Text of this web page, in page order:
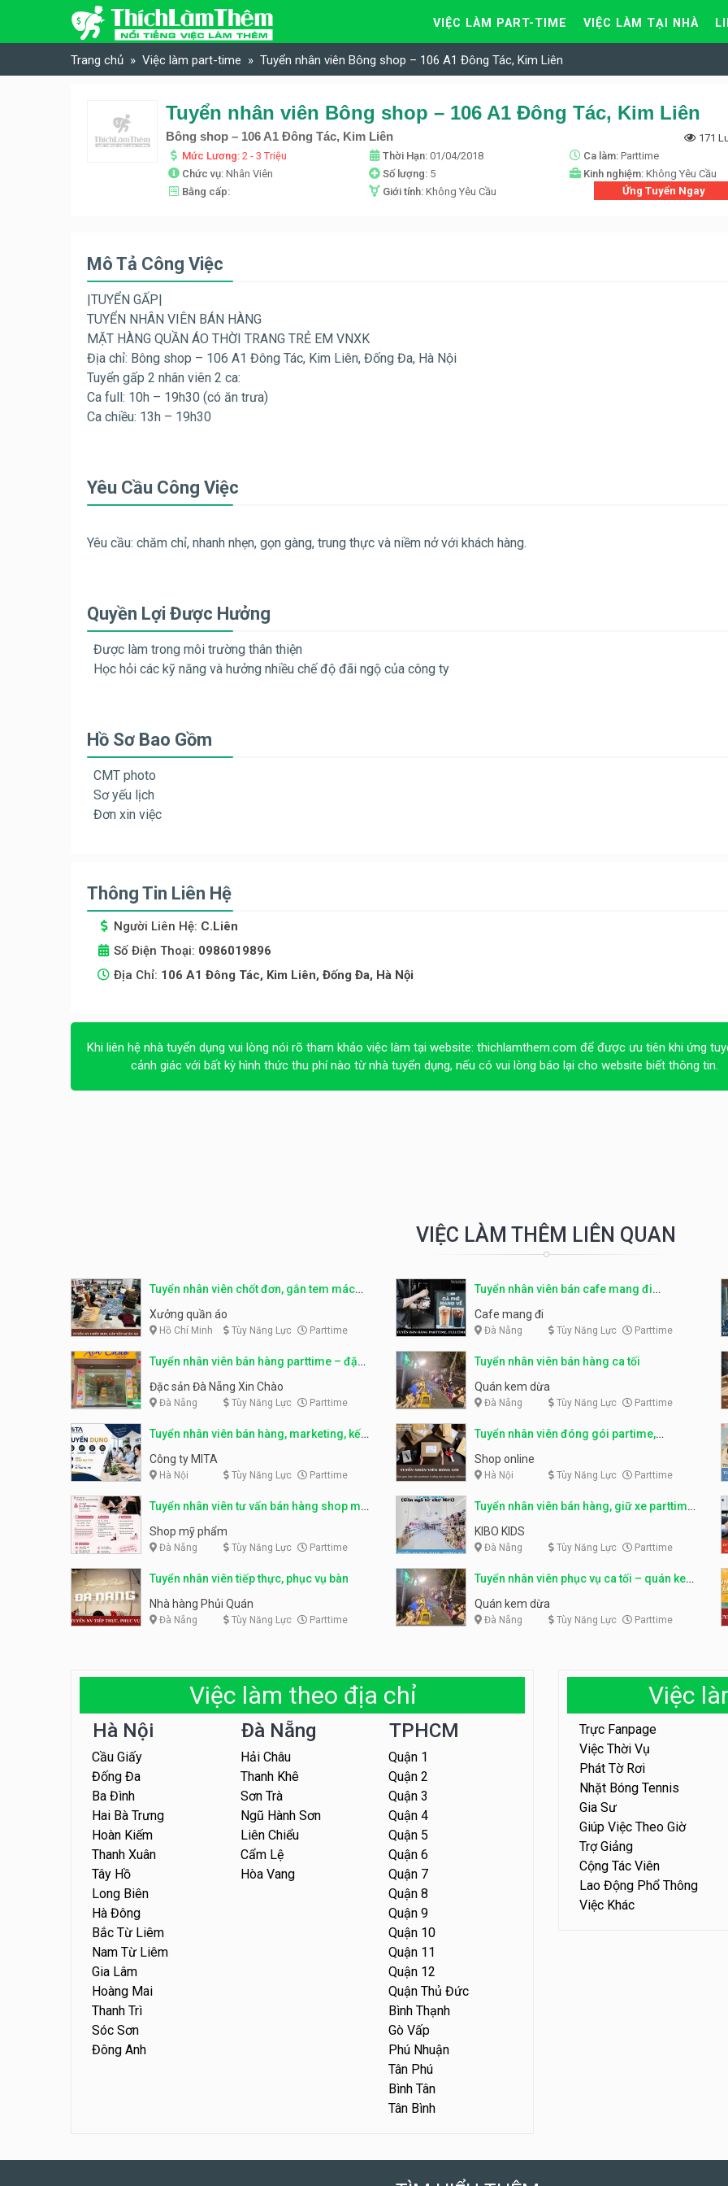
Skip to content
VIỆC LÀM PART-TIME VIỆC LÀM TẠI NHÀ
Trang chủ Việc làm part-time Tuyển nhân viên Bông shop – 106 A1 Đông Tác, Kim Liên
Tuyển nhân viên Bông shop – 106 A1 Đông Tác, Kim Liên
Bông shop – 106 A1 Đông Tác, Kim Liên
171
Mức Lương: 2 - 3 Triệu Thời Hạn: 01/04/2018 Ca làm: Parttime
Chức vụ: Nhân Viên Số lượng: 5 Kinh nghiệm: Không Yêu Cầu
Bằng cấp:
Giới tính: Không Yêu Cầu Ứng Tuyển Ngay
Mô Tả Công Việc
|TUYỂN GẤP|
TUYỂN NHÂN VIÊN BÁN HÀNG
MẶT HÀNG QUẦN ÁO THỜI TRANG TRẺ EM VNXK
Địa chỉ: Bông shop – 106 A1 Đông Tác, Kim Liên, Đống Đa, Hà Nội
Tuyển gấp 2 nhân viên 2 ca:
Ca full: 10h – 19h30 (có ăn trưa)
Ca chiều: 13h – 19h30
Yêu Cầu Công Việc
Yêu cầu: chăm chỉ, nhanh nhẹn, gọn gàng, trung thực và niềm nở với khách hàng.
Quyền Lợi Được Hưởng
Được làm trong môi trường thân thiện
Học hỏi các kỹ năng và hưởng nhiều chế độ đãi ngộ của công ty
Hồ Sơ Bao Gồm
CMT photo
Sơ yếu lịch
Đơn xin việc
Thông Tin Liên Hệ
Người Liên Hệ: C.Liên
Số Điện Thoại: 0986019896
Địa Chỉ: 106 A1 Đông Tác, Kim Liên, Đống Đa, Hà Nội
Khi liên hệ nhà tuyển dụng vui lòng nói rõ tham khảo việc làm tại website: thichlamthem.com để được ưu tiên khi ứng
cảnh giác với bất kỳ hình thức thu phí nào từ nhà tuyển dụng, nếu có vui lòng báo lại cho website biết thông tin.
VIỆC LÀM THÊM LIÊN QUAN
Tuyển nhân viên chốt đơn, gắn tem mác
sản phẩm
Xưởng quần áo
Hồ Chí Minh Tùy Năng Lực Parttime
Tuyển nhân viên bán cafe mang đi
parttime, fulltime
Cafe mang đi
Đà Nẵng Tùy Năng Lực Parttime
Tuyển nhân viên bán hàng parttime – đặc
sản Đà Nẵng
Đặc sản Đà Nẵng Xin Chào
Đà Nẵng Tùy Năng Lực Parttime
Tuyển nhân viên bán hàng ca tối
Quán kem dừa
Đà Nẵng Tùy Năng Lực Parttime
Tuyển nhân viên bán hàng, marketing, kế
toán, kho – parttime, fulltime
Công ty MITA
Hà Nội Tùy Năng Lực Parttime
Tuyển nhân viên đóng gói partime,
fulltime
Shop online
Hà Nội Tùy Năng Lực Parttime
Tuyển nhân viên tư vấn bán hàng shop mỹ
phẩm
Shop mỹ phẩm
Đà Nẵng Tùy Năng Lực Parttime
Tuyển nhân viên bán hàng, giữ xe parttime
– Kibo Kid
KIBO KIDS
Đà Nẵng Tùy Năng Lực Parttime
Tuyển nhân viên tiếp thực, phục vụ bàn
Nhà hàng Phủi Quán
Đà Nẵng Tùy Năng Lực Parttime
Tuyển nhân viên phục vụ ca tối – quán kem
dừa
Quán kem dừa
Đà Nẵng Tùy Năng Lực Parttime
Việc làm theo địa chỉ
Hà Nội
Cầu Giấy
Đống Đa
Ba Đình
Hai Bà Trưng
Hoàn Kiếm
Thanh Xuân
Tây Hồ
Long Biên
Hà Đông
Bắc Từ Liêm
Nam Từ Liêm
Gia Lâm
Hoàng Mai
Thanh Trì
Sóc Sơn
Đông Anh
Đà Nẵng
Hải Châu
Thanh Khê
Sơn Trà
Ngũ Hành Sơn
Liên Chiểu
Cẩm Lệ
Hòa Vang
TPHCM
Quận 1
Quận 2
Quận 3
Quận 4
Quận 5
Quận 6
Quận 7
Quận 8
Quận 9
Quận 10
Quận 11
Quận 12
Quận Thủ Đức
Bình Thạnh
Gò Vấp
Phú Nhuận
Tân Phú
Bình Tân
Tân Bình
Việc
Trực Fanpage
Việc Thời Vụ
Phát Tờ Rơi
Nhặt Bóng Tennis
Gia Sư
Giúp Việc Theo Giờ
Trợ Giảng
Cộng Tác Viên
Lao Động Phổ Thông
Việc Khác